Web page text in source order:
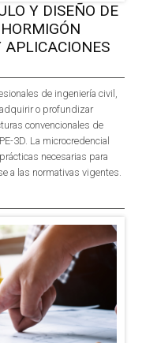
Y DISEÑO DE
de ingeniería civil,
o profundizar
convencionales de
3D. La microcredencial
necesarias para
a las normativas vigentes.